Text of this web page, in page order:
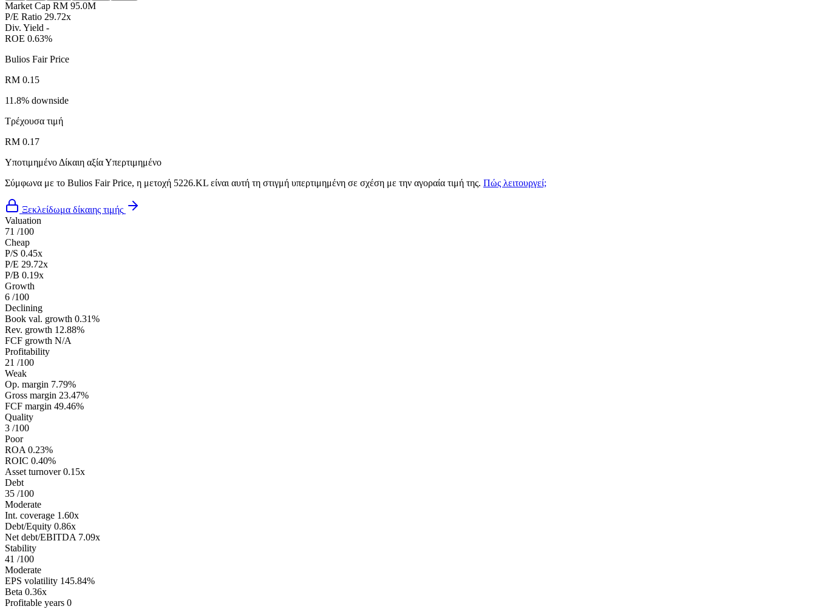
Market Cap RM 95.0M
P/E Ratio 29.72x
Div. Yield -
ROE 0.63%
Bulios Fair Price
RM 0.15
11.8% downside
Τρέχουσα τιμή
RM 0.17
Υποτιμημένο Δίκαιη αξίαΥπερτιμημένο
Σύμφωνα με το Bulios Fair Price, η μετοχή 5226.KL είναι αυτή τη στιγμή υπερτιμημένη σε σχέση με την αγοραία τιμή της. Πώς λειτουργεί;
Ξεκλείδωμα δίκαιης τιμής
Valuation
71 /100
Cheap
P/S 0.45x
P/E 29.72x
P/B 0.19x
Growth
6 /100
Declining
Book val. growth 0.31%
Rev. growth 12.88%
FCF growth N/A
Profitability
21 /100
Weak
Op. margin 7.79%
Gross margin 23.47%
FCF margin 49.46%
Quality
3 /100
Poor
ROA 0.23%
ROIC 0.40%
Asset turnover 0.15x
Debt
35 /100
Moderate
Int. coverage 1.60x
Debt/Equity 0.86x
Net debt/EBITDA 7.09x
Stability
41 /100
Moderate
EPS volatility 145.84%
Beta 0.36x
Profitable years 0